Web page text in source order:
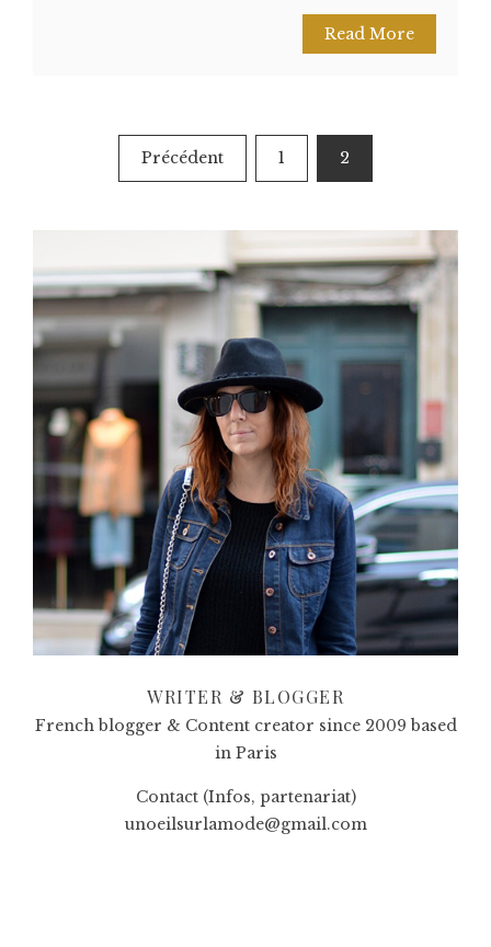
Read More
Pagination
Précédent 1 2
WRITER & BLOGGER
French blogger & Content creator since 2009 based
in Paris
Contact (Infos, partenariat)
unoeilsurlamode@gmail.com